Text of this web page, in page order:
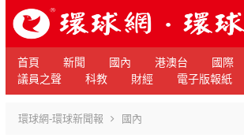
首頁 新聞 國內 港澳台 國際
議員之聲
科教 財經 電子版報紙
環球網-環球新聞報 國內